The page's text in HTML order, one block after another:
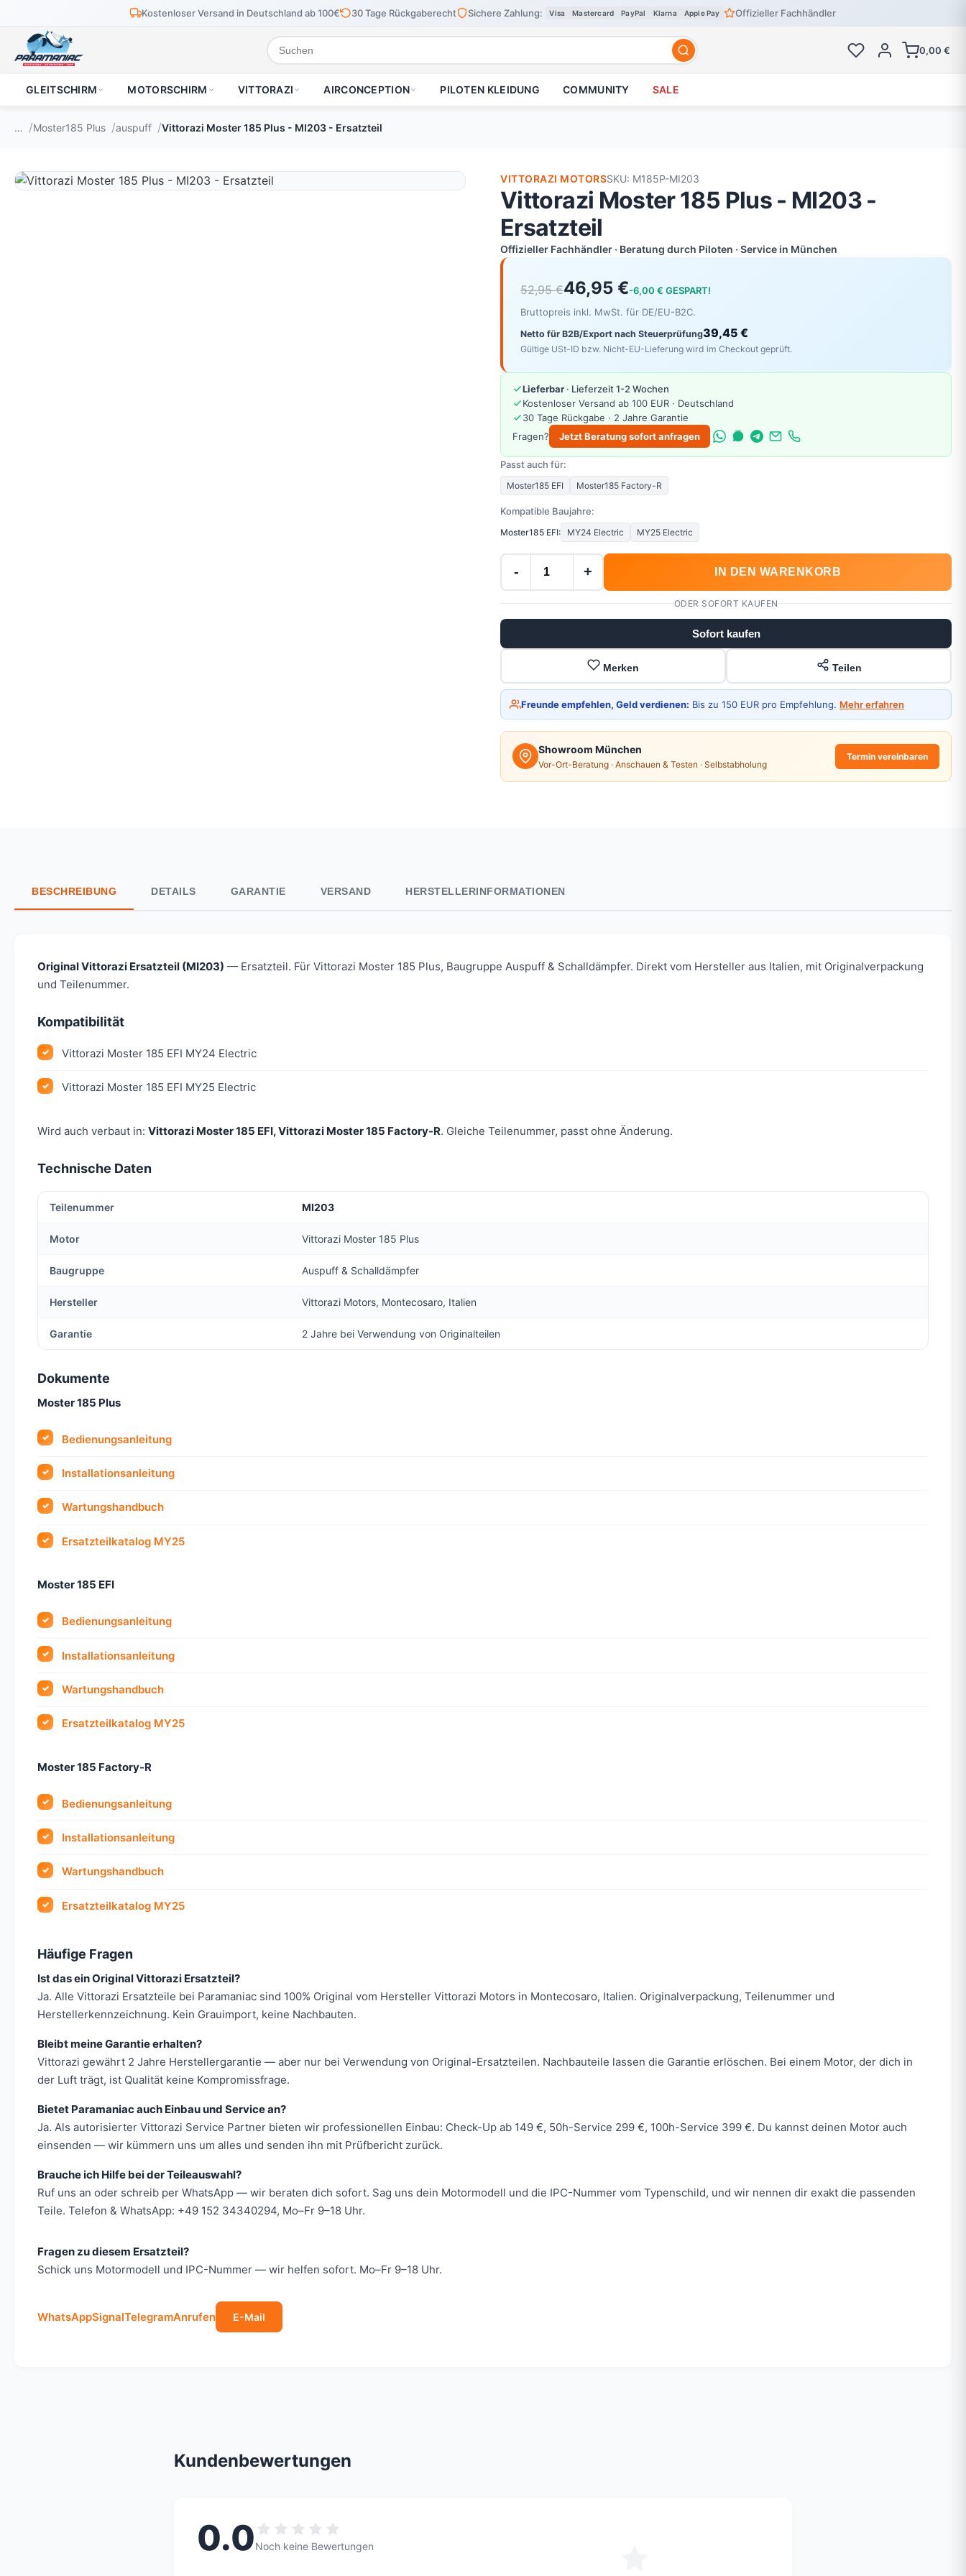
Kostenloser Versand in Deutschland ab 100€ 30 Tage Rückgaberecht Sichere Zahlung: Visa Mastercard PayPal Klarna Apple Pay Offizieller Fachhändler
0,00 €
GLEITSCHIRM MOTORSCHIRM VITTORAZI AIRCONCEPTION PILOTEN KLEIDUNG COMMUNITY SALE
… Moster185 Plus auspuff Vittorazi Moster 185 Plus - MI203 - Ersatzteil
VITTORAZI MOTORSSKU: M185P-MI203
Vittorazi Moster 185 Plus - MI203 -
Ersatzteil
Offizieller Fachhändler · Beratung durch Piloten · Service in München
52,95 €46,95 €-6,00 € GESPART!
Bruttopreis inkl. MwSt. für DE/EU-B2C.
Netto für B2B/Export nach Steuerprüfung39,45 €
Gültige USt-ID bzw. Nicht-EU-Lieferung wird im Checkout geprüft.
Lieferbar · Lieferzeit 1-2 Wochen
Kostenloser Versand ab 100 EUR · Deutschland
30 Tage Rückgabe · 2 Jahre Garantie
Fragen?
Jetzt Beratung sofort anfragen
Passt auch für:
Moster185 EFI Moster185 Factory-R
Kompatible Baujahre:
Moster185 EFI: MY24 Electric MY25 Electric
- + IN DEN WARENKORB
ODER SOFORT KAUFEN
Sofort kaufen
Merken Teilen
Freunde empfehlen, Geld verdienen: Bis zu 150 EUR pro Empfehlung. Mehr erfahren
Showroom München
Vor-Ort-Beratung · Anschauen & Testen · Selbstabholung
Termin vereinbaren
BESCHREIBUNG DETAILS GARANTIE VERSAND HERSTELLERINFORMATIONEN
Original Vittorazi Ersatzteil (MI203) — Ersatzteil. Für Vittorazi Moster 185 Plus, Baugruppe Auspuff & Schalldämpfer. Direkt vom Hersteller aus Italien, mit Originalverpackung
und Teilenummer.
Kompatibilität
Vittorazi Moster 185 EFI MY24 Electric
Vittorazi Moster 185 EFI MY25 Electric
Wird auch verbaut in: Vittorazi Moster 185 EFI, Vittorazi Moster 185 Factory-R. Gleiche Teilenummer, passt ohne Änderung.
Technische Daten
Teilenummer MI203
Motor Vittorazi Moster 185 Plus
Baugruppe Auspuff & Schalldämpfer
Hersteller Vittorazi Motors, Montecosaro, Italien
Garantie 2 Jahre bei Verwendung von Originalteilen
Dokumente
Moster 185 Plus
Bedienungsanleitung
Installationsanleitung
Wartungshandbuch
Ersatzteilkatalog MY25
Moster 185 EFI
Bedienungsanleitung
Installationsanleitung
Wartungshandbuch
Ersatzteilkatalog MY25
Moster 185 Factory-R
Bedienungsanleitung
Installationsanleitung
Wartungshandbuch
Ersatzteilkatalog MY25
Häufige Fragen
Ist das ein Original Vittorazi Ersatzteil?
Ja. Alle Vittorazi Ersatzteile bei Paramaniac sind 100% Original vom Hersteller Vittorazi Motors in Montecosaro, Italien. Originalverpackung, Teilenummer und
Herstellerkennzeichnung. Kein Grauimport, keine Nachbauten.
Bleibt meine Garantie erhalten?
Vittorazi gewährt 2 Jahre Herstellergarantie — aber nur bei Verwendung von Original-Ersatzteilen. Nachbauteile lassen die Garantie erlöschen. Bei einem Motor, der dich in
der Luft trägt, ist Qualität keine Kompromissfrage.
Bietet Paramaniac auch Einbau und Service an?
Ja. Als autorisierter Vittorazi Service Partner bieten wir professionellen Einbau: Check-Up ab 149 €, 50h-Service 299 €, 100h-Service 399 €. Du kannst deinen Motor auch
einsenden — wir kümmern uns um alles und senden ihn mit Prüfbericht zurück.
Brauche ich Hilfe bei der Teileauswahl?
Ruf uns an oder schreib per WhatsApp — wir beraten dich sofort. Sag uns dein Motormodell und die IPC-Nummer vom Typenschild, und wir nennen dir exakt die passenden
Teile. Telefon & WhatsApp: +49 152 34340294, Mo–Fr 9–18 Uhr.
Fragen zu diesem Ersatzteil?
Schick uns Motormodell und IPC-Nummer — wir helfen sofort. Mo–Fr 9–18 Uhr.
WhatsAppSignalTelegramAnrufen E-Mail
Kundenbewertungen
0.0Noch keine Bewertungen